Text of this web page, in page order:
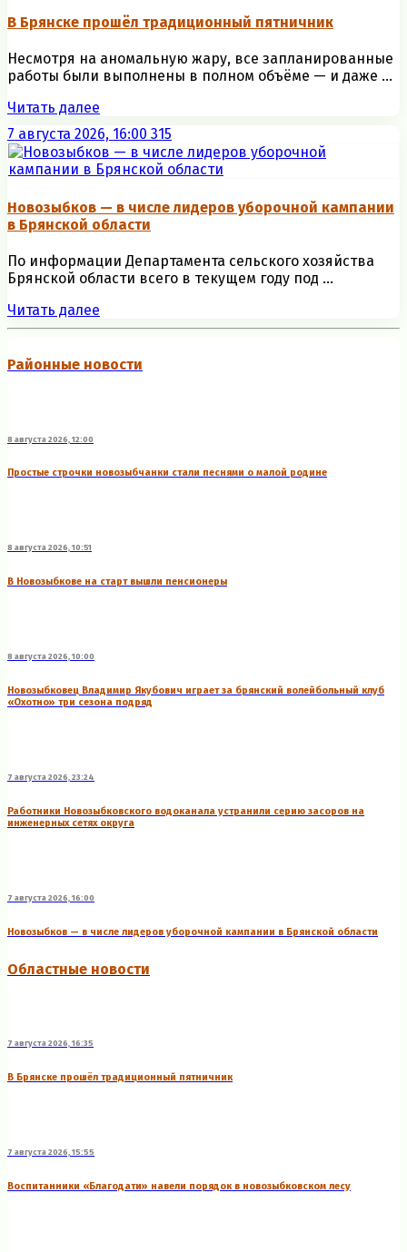
В Брянске прошёл традиционный пятничник
Несмотря на аномальную жару, все запланированные
работы были выполнены в полном объёме — и даже ...
Читать далее
7 августа 2026, 16:00 315
Новозыбков — в числе лидеров уборочной кампании
в Брянской области
По информации Департамента сельского хозяйства
Брянской области всего в текущем году под ...
Читать далее
Районные новости
8 августа 2026, 12:00
Простые строчки новозыбчанки стали песнями о малой родине
8 августа 2026, 10:51
В Новозыбкове на старт вышли пенсионеры
8 августа 2026, 10:00
Новозыбковец Владимир Якубович играет за брянский волейбольный клуб
«Охотно» три сезона подряд
7 августа 2026, 23:24
Работники Новозыбковского водоканала устранили серию засоров на
инженерных сетях округа
7 августа 2026, 16:00
Новозыбков — в числе лидеров уборочной кампании в Брянской области
Областные новости
7 августа 2026, 16:35
В Брянске прошёл традиционный пятничник
7 августа 2026, 15:55
Воспитанники «Благодати» навели порядок в новозыбковском лесу